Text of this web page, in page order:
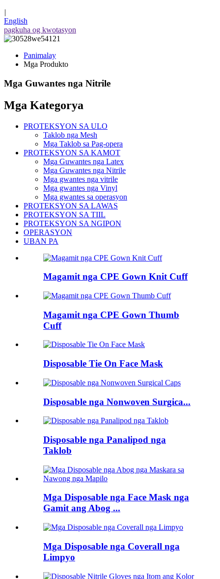
|
English
pagkuha og kwotasyon
Panimalay
Mga Produkto
Mga Guwantes nga Nitrile
Mga Kategorya
PROTEKSYON SA ULO
Taklob nga Mesh
Mga Taklob sa Pag-opera
PROTEKSYON SA KAMOT
Mga Guwantes nga Latex
Mga Guwantes nga Nitrile
Mga gwantes nga vitrile
Mga gwantes nga Vinyl
Mga gwantes sa operasyon
PROTEKSYON SA LAWAS
PROTEKSYON SA TIIL
PROTEKSYON SA NGIPON
OPERASYON
UBAN PA
Magamit nga CPE Gown Knit Cuff
Magamit nga CPE Gown Thumb
Cuff
Disposable Tie On Face Mask
Disposable nga Nonwoven Surgica...
Disposable nga Panalipod nga
Taklob
Mga Disposable nga Face Mask nga
Gamit ang Abog ...
Mga Disposable nga Coverall nga
Limpyo